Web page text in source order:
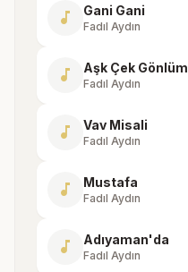
music_note Gani Gani
Fadıl Aydın
music_note Aşk Çek Gönlüm
Fadıl Aydın
music_note Vav Misali
Fadıl Aydın
music_note Mustafa
Fadıl Aydın
music_note Adıyaman'da
Fadıl Aydın